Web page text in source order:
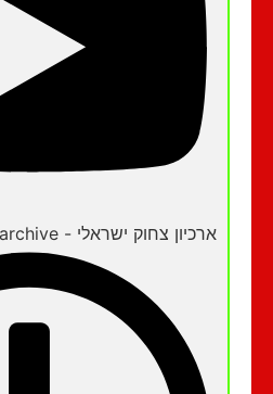
ארכיון צחוק ישראלי - israeli archive -רון בכר